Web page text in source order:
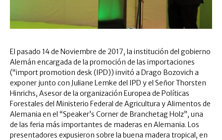
El pasado 14 de Noviembre de 2017, la institución del gobierno
Alemán encargada de la promoción de las importaciones
(“import promotion desk (IPD)) invitó a Drago Bozovich a
exponer junto con Juliane Lemke del IPD y el Señor Thorsten
Hinrichs, Asesor de la organización Europea de Políticas
Forestales del Ministerio Federal de Agricultura y Alimentos de
Alemania en el “Speaker’s Corner de Branchetag Holz”, una
de las feria más importantes de maderas en Alemania. Los
presentadores expusieron sobre la buena madera tropical, en